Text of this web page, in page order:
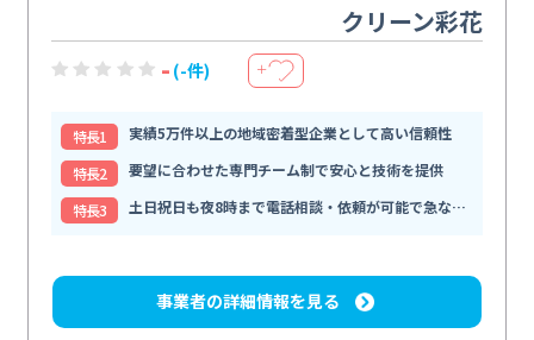
クリーン彩花
- (-件) ＋
特⻑1
実績5万件以上の地域密着型企業として高い信頼性
特⻑2
要望に合わせた専門チーム制で安心と技術を提供
特⻑3
土日祝日も夜8時まで電話相談・依頼が可能で急な依頼にも柔軟に
事業者の詳細情報を見る